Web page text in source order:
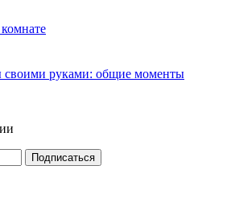
своими руками: общие моменты
Подписаться